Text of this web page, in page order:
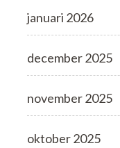
januari 2026
december 2025
november 2025
oktober 2025